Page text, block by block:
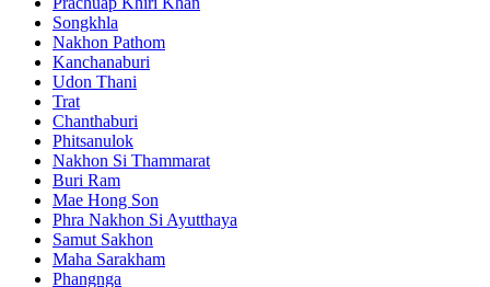
Songkhla
Nakhon Pathom
Kanchanaburi
Udon Thani
Trat
Chanthaburi
Phitsanulok
Nakhon Si Thammarat
Buri Ram
Mae Hong Son
Phra Nakhon Si Ayutthaya
Samut Sakhon
Maha Sarakham
Phangnga